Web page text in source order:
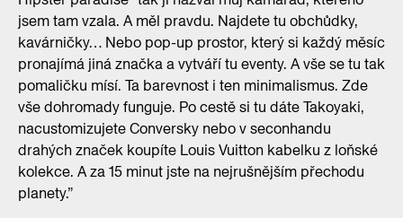
jsem tam vzala. A měl pravdu. Najdete tu obchůdky,
kavárničky… Nebo pop-up prostor, který si každý měsíc
pronajímá jiná značka a vytváří tu eventy. A vše se tu tak
pomaličku mísí. Ta barevnost i ten minimalismus. Zde
vše dohromady funguje. Po cestě si tu dáte Takoyaki,
nacustomizujete Conversky nebo v seconhandu
drahých značek koupíte Louis Vuitton kabelku z loňské
kolekce. A za 15 minut jste na nejrušnějším přechodu
planety.”